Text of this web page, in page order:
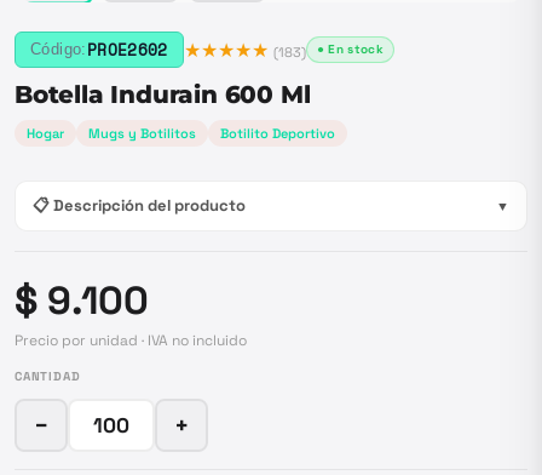
Código: PROE2602 ★★★★★ (183) ● En stock
Botella Indurain 600 Ml
Hogar Mugs y Botilitos Botilito Deportivo
📋 Descripción del producto ▼
$ 9.100
Precio por unidad · IVA no incluido
CANTIDAD
− +